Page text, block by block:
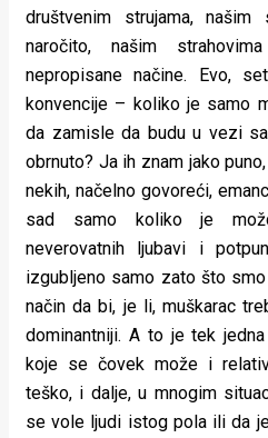
društvenim strujama,
naročito, našim
nepropisane načine. Evo,
konvencije – koliko je samo
da zamisle da budu u vezi
obrnuto? Ja ih znam jako
nekih, načelno govoreći,
sad samo koliko je
neverovatnih ljubavi i
izgubljeno samo zato što
način da bi, je li, muškarac
dominantniji. A to je tek
koje se čovek može i
teško, i dalje, u mnogim
se vole ljudi istog pola ili da